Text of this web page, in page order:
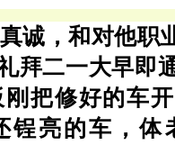
诚，和对他职
拜二一大早即
把修好的车
锃亮的车，体